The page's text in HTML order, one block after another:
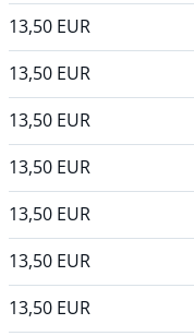
13,50 EUR
13,50 EUR
13,50 EUR
13,50 EUR
13,50 EUR
13,50 EUR
13,50 EUR